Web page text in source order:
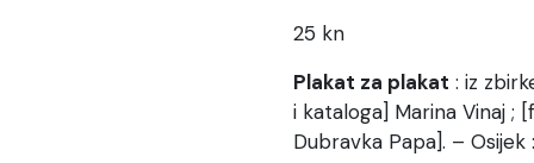
25 kn
Plakat za plakat : iz
i kataloga] Marina Vinaj ;
Dubravka Papa]. –